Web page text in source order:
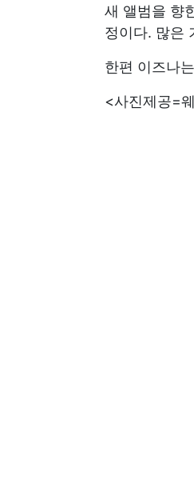
새 앨범을 향
정이다. 많은
한편 이즈나
<사진제공=